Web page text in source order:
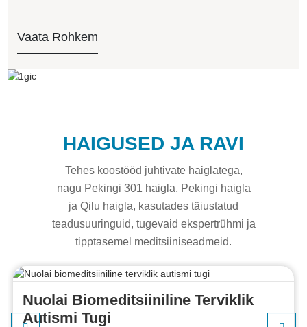
Vaata Rohkem
HAIGUSED JA RAVI
Tehes koostööd juhtivate haiglatega,
nagu Pekingi 301 haigla, Pekingi haigla
ja Qilu haigla, kasutades täiustatud
teadusuuringuid, tugevaid ekspertrühmi ja
tipptasemel meditsiiniseadmeid.
Nuolai Biomeditsiiniline Terviklik
Autismi Tugi